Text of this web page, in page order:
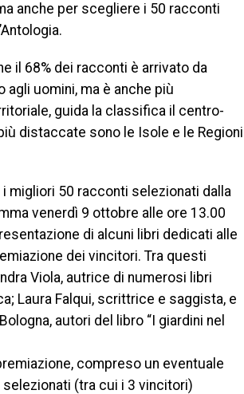
anche per scegliere i 50 racconti
il 68% dei racconti è arrivato da
uomini, ma è anche più
guida la classifica il centro-
distaccate sono le Isole e le Regioni
migliori 50 racconti selezionati dalla
venerdì 9 ottobre alle ore 13.00
di alcuni libri dedicati alle
dei vincitori. Tra questi
Viola, autrice di numerosi libri
Laura Falqui, scrittrice e saggista, e
autori del libro “I giardini nel
compreso un eventuale
(tra cui i 3 vincitori)